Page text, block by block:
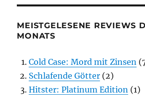
MEISTGELESENE REVIEWS
MONATS
Cold Case: Mord mit Zinsen
Schlafende Götter (2)
Hitster: Platinum Edition (1)